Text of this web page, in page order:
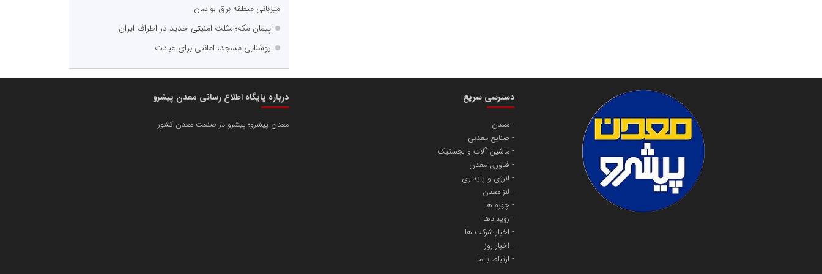
میزبانی منطقه برق لواسان
پیمان مکه؛ مثلث امنیتی جدید در اطراف ایران
روشنایی مسجد، امانتی برای عبادت
دسترسی سریع
معدن
صنایع معدنی
ماشین آلات و لجستیک
فناوری معدن
انرژی و پایداری
لنز معدن
چهره ها
رویدادها
اخبار شرکت ها
اخبار روز
ارتباط با ما
درباره پایگاه اطلاع رسانی معدن پیشرو
معدن پیشرو؛ پیشرو در صنعت معدن کشور